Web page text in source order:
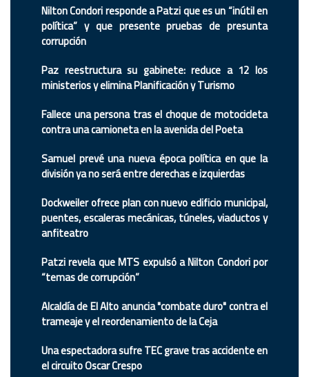
Nilton Condori responde a Patzi que es un “inútil en
política” y que presente pruebas de presunta
corrupción
Paz reestructura su gabinete: reduce a 12 los
ministerios y elimina Planificación y Turismo
Fallece una persona tras el choque de motocicleta
contra una camioneta en la avenida del Poeta
Samuel prevé una nueva época política en que la
división ya no será entre derechas e izquierdas
Dockweiler ofrece plan con nuevo edificio municipal,
puentes, escaleras mecánicas, túneles, viaductos y
anfiteatro
Patzi revela que MTS expulsó a Nilton Condori por
“temas de corrupción”
Alcaldía de El Alto anuncia "combate duro" contra el
trameaje y el reordenamiento de la Ceja
Una espectadora sufre TEC grave tras accidente en
el circuito Oscar Crespo